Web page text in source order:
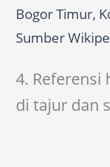
Bogor Timur,
Sumber
4. Referensi
di tajur dan